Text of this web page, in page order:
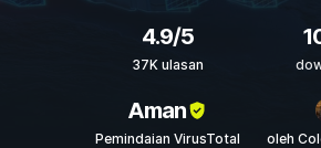
4.9/5
37K ulasan
Aman
Pemindaian VirusTotal oleh